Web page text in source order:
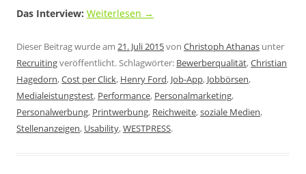
Das Interview: Weiterlesen →
Dieser Beitrag wurde am 21. Juli 2015von Christoph Athanas unter
Recruitingveröffentlicht. Schlagwörter: Bewerberqualität,Christian
Hagedorn,Cost per Click, Henry Ford, Job-App, Jobbörsen,
Medialeistungstest, Performance, Personalmarketing,
Personalwerbung, Printwerbung, Reichweite,soziale Medien,
Stellenanzeigen, Usability,WESTPRESS.